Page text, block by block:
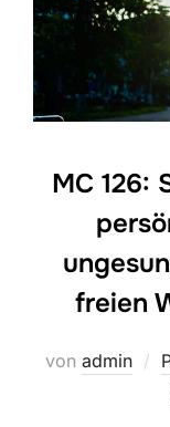
MC 126:
freien
von admin